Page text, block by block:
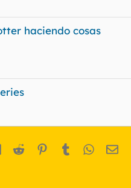
haciendo cosas
LinkedIn
Reddit Pinterest
Tumblr